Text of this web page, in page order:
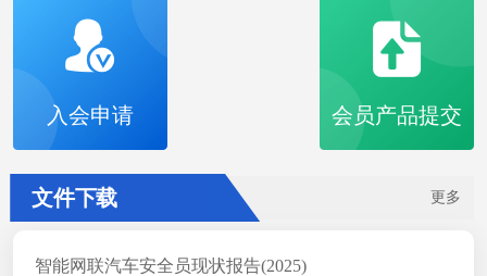
入会申请 会员产品提交
文件下载 更多
智能网联汽车安全员现状报告(2025)